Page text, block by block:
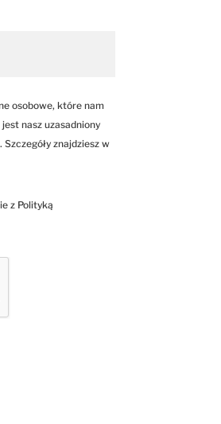
osobowe, które nam
nasz uzasadniony
znajdziesz w
z Polityką